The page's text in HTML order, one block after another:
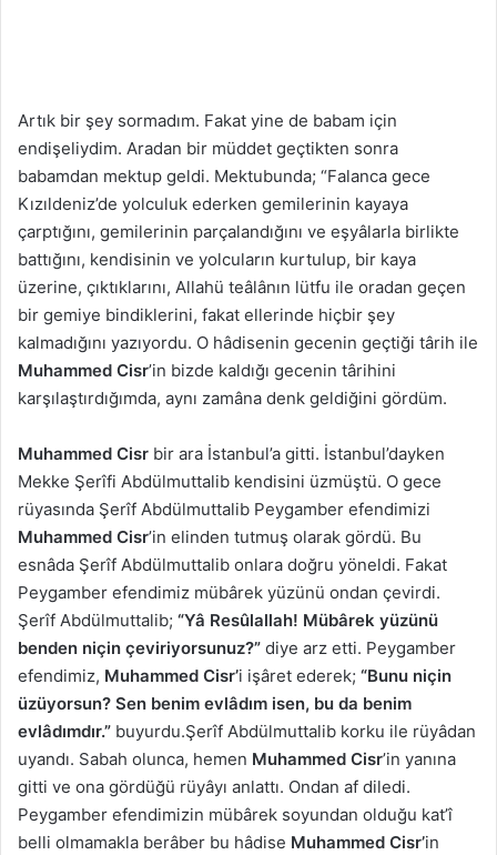
Artık bir şey sormadım. Fakat yine de babam için
endişeliydim. Aradan bir müddet geçtikten sonra
babamdan mektup geldi. Mektubunda; “Falanca gece
Kızıldeniz’de yolculuk ederken gemilerinin kayaya
çarptığını, gemilerinin parçalandığını ve eşyâlarla birlikte
battığını, kendisinin ve yolcuların kurtulup, bir kaya
üzerine, çıktıklarını, Allahü teâlânın lütfu ile oradan geçen
bir gemiye bindiklerini, fakat ellerinde hiçbir şey
kalmadığını yazıyordu. O hâdisenin gecenin geçtiği târih ile
Muhammed Cisr’in bizde kaldığı gecenin târihini
karşılaştırdığımda, aynı zamâna denk geldiğini gördüm.
Muhammed Cisr bir ara İstanbul’a gitti. İstanbul’dayken
Mekke Şerîfi Abdülmuttalib kendisini üzmüştü. O gece
rüyasında Şerîf Abdülmuttalib Peygamber efendimizi
Muhammed Cisr’in elinden tutmuş olarak gördü. Bu
esnâda Şerîf Abdülmuttalib onlara doğru yöneldi. Fakat
Peygamber efendimiz mübârek yüzünü ondan çevirdi.
Şerîf Abdülmuttalib; “Yâ Resûlallah! Mübârek yüzünü
benden niçin çeviriyorsunuz?” diye arz etti. Peygamber
efendimiz, Muhammed Cisr’i işâret ederek; “Bunu niçin
üzüyorsun? Sen benim evlâdım isen, bu da benim
evlâdımdır.” buyurdu.Şerîf Abdülmuttalib korku ile rüyâdan
uyandı. Sabah olunca, hemen Muhammed Cisr’in yanına
gitti ve ona gördüğü rüyâyı anlattı. Ondan af diledi.
Peygamber efendimizin mübârek soyundan olduğu kat’î
belli olmamakla berâber bu hâdise Muhammed Cisr’in